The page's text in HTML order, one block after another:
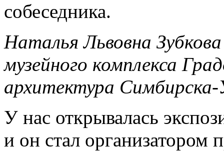
собеседника.
Наталья Львовна
музейного комплекса
архитектура Симбирска-
У нас открывалась
и он стал организатором